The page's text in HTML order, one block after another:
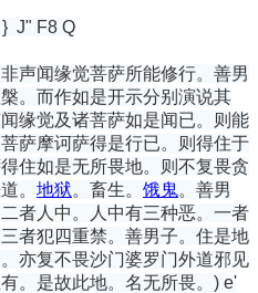
J" F8 Q
声闻缘觉菩萨所能修行。善男
。而作如是开示分别演说其
缘觉及诸菩萨如是闻已。则能
萨摩诃萨得是行已。则得住于
住如是无所畏地。则不复畏贪
。 地狱。畜生。 饿鬼。善男
者人中。人中有三种恶。一者
者犯四重禁。善男子。住是地
亦复不畏沙门婆罗门外道邪见
。是故此地。名无所畏。 ) e'